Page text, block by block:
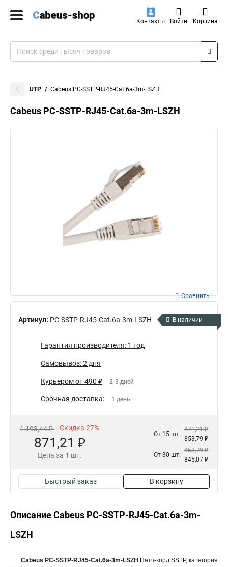
Контакты Войти Корзина
UTP Cabeus PC-SSTP-RJ45-Cat.6a-3m-LSZH
Cabeus PC-SSTP-RJ45-Cat.6a-3m-LSZH
Артикул: PC-SSTP-RJ45-Cat.6a-3m-LSZH
Сравнить
В наличии
Гарантия производителя: 1 год
Самовывоз: 2 дня
Курьером от 490 ₽ 2-3 дней
Срочная доставка: 1 день
1 193,44 ₽ Скидка 27%
871,21 ₽
Цена за 1 шт.
От 15 шт:
871,21 ₽
853,79 ₽
От 30 шт:
853,79 ₽
845,07 ₽
Быстрый заказ В корзину
Описание Cabeus PC-SSTP-RJ45-Cat.6a-3m-
LSZH
Cabeus PC-SSTP-RJ45-Cat.6a-3m-LSZH Патч-корд SSTP, категория